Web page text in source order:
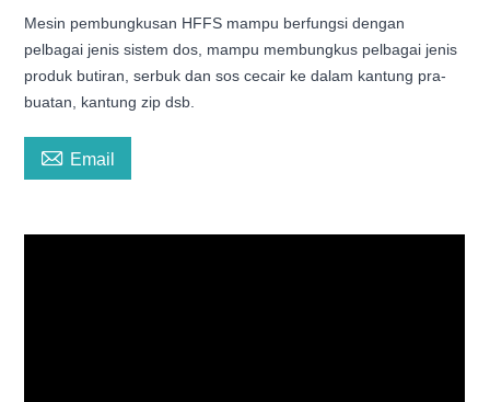
Mesin pembungkusan HFFS mampu berfungsi dengan
pelbagai jenis sistem dos, mampu membungkus pelbagai jenis
produk butiran, serbuk dan sos cecair ke dalam kantung pra-
buatan, kantung zip dsb.
 Email